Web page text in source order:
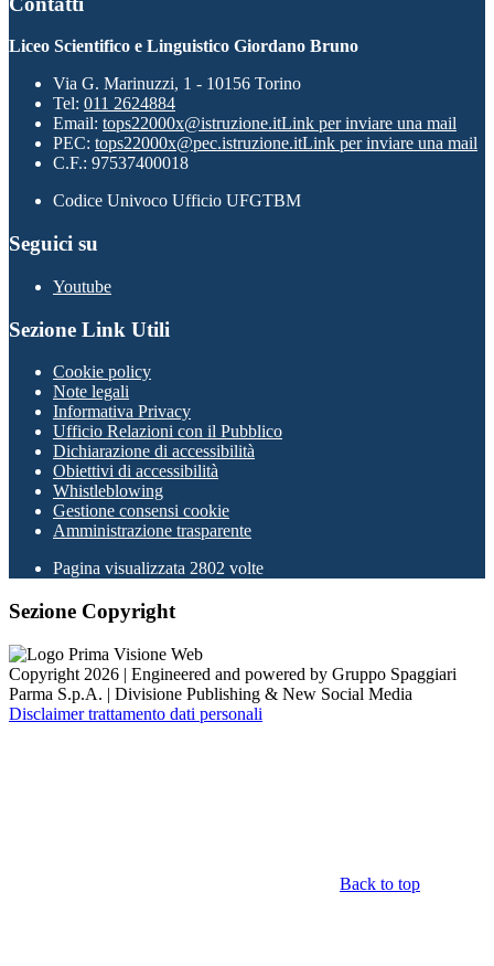
Liceo Scientifico e Linguistico Giordano Bruno
Via G. Marinuzzi, 1 - 10156 Torino
Tel: 011 2624884
Email: tops22000x@istruzione.itLink per inviare una mail
PEC: tops22000x@pec.istruzione.itLink per inviare una mail
C.F.: 97537400018
Codice Univoco Ufficio UFGTBM
Seguici su
Youtube
Sezione Link Utili
Cookie policy
Note legali
Informativa Privacy
Ufficio Relazioni con il Pubblico
Dichiarazione di accessibilità
Obiettivi di accessibilità
Whistleblowing
Gestione consensi cookie
Amministrazione trasparente
Pagina visualizzata 2802 volte
Sezione Copyright
Copyright 2026 | Engineered and powered by Gruppo Spaggiari
Parma S.p.A. | Divisione Publishing & New Social Media
Disclaimer trattamento dati personali
Back to top